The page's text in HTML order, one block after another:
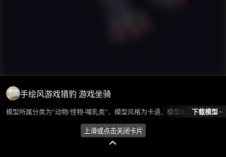
手绘风游戏猎豹 游戏坐骑
模型所属分类为“动物/怪物-哺乳类”，模型风格为卡通，模型ID为102097，本模型由设计师 老炮 在2024-09-12 21:10:48上传，含.fbx，.gltf相关源文件下载格式，点数为2827，面数为1622，材质数为1，贴图数为1，CG美术之家持续为您更新与数字孪生、影视动画和游戏VR等相关优质资源。
下载模型
上滑或点击关闭卡片